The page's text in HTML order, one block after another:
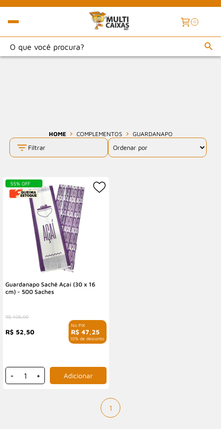
0
HOME COMPLEMENTOS GUARDANAPO
Filtrar
55% OFF
Guardanapo Sachê Açaí (30 x 16
cm) - 500 Saches
R$ 47,25
com 10% de desconto
R$ 105,00
R$ 52,50
- +
1